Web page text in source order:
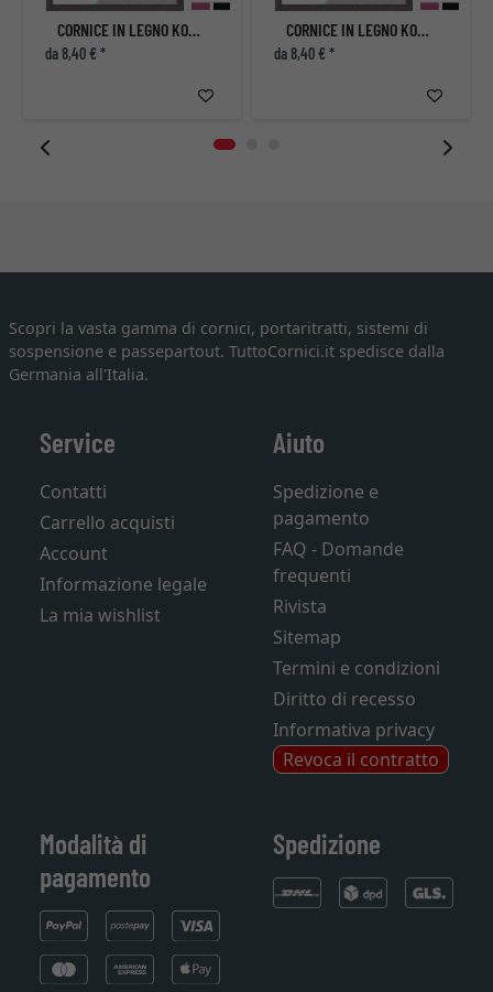
CORNICE IN LEGNO KOUDOU
da 8,40 € *
CORNICE IN LEGNO KOUDOU
da 8,40 € *
Scopri la vasta gamma di cornici, portaritratti, sistemi di
sospensione e passepartout. TuttoCornici.it spedisce dalla
Germania all'Italia.
Service
Contatti
Carrello acquisti
Account
Informazione legale
La mia wishlist
Aiuto
Spedizione e
pagamento
FAQ - Domande
frequenti
Rivista
Sitemap
Termini e condizioni
Diritto di recesso
Informativa privacy
Revoca il contratto
Modalità di
pagamento
Spedizione